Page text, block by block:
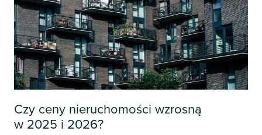
Czy ceny nieruchomości wzrosną
w 2025 i 2026?